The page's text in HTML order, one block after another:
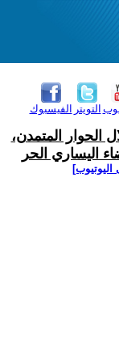
الفيسبوك التويتر
الحوار المتمدن،
اليساري الحر